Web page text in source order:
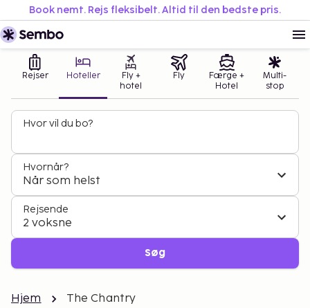
Book nemt. Rejs fleksibelt. Altid til den bedste pris.
Rejser Hoteller
Fly +
hotel
Fly
Færge +
Hotel
Multi-
stop
Hvor vil du bo?
Hvornår?
Når som helst
Rejsende
2 voksne
Søg
Hjem The Chantry